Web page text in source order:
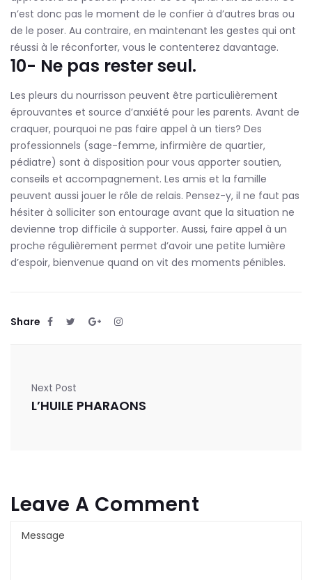
n’est donc pas le moment de le confier à d’autres bras ou
de le poser. Au contraire, en maintenant les gestes qui ont
réussi à le réconforter, vous le contenterez davantage.
10- Ne pas rester seul.
Les pleurs du nourrisson peuvent être particulièrement
éprouvantes et source d’anxiété pour les parents. Avant de
craquer, pourquoi ne pas faire appel à un tiers? Des
professionnels (sage-femme, infirmière de quartier,
pédiatre) sont à disposition pour vous apporter soutien,
conseils et accompagnement. Les amis et la famille
peuvent aussi jouer le rôle de relais. Pensez-y, il ne faut pas
hésiter à solliciter son entourage avant que la situation ne
devienne trop difficile à supporter. Aussi, faire appel à un
proche régulièrement permet d’avoir une petite lumière
d’espoir, bienvenue quand on vit des moments pénibles.
Share
Next Post
L’HUILE PHARAONS
Leave A Comment